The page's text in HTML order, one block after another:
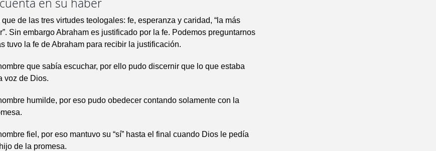
de las tres virtudes teologales: fe, esperanza y caridad, “la más
Sin embargo Abraham es justificado por la fe. Podemos preguntarnos
tuvo la fe de Abraham para recibir la justificación.
que sabía escuchar, por ello pudo discernir que lo que estaba
voz de Dios.
humilde, por eso pudo obedecer contando solamente con la
fiel, por eso mantuvo su “sí” hasta el final cuando Dios le pedía
de la promesa.